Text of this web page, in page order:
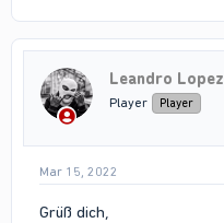
o
n
s
Leandro Lopez
Player Player
Mar 15, 2022
Grüß dich,